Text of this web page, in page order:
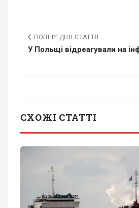
ПОПЕРЕДНЯ СТАТТЯ
У Польщі відреагували на
СХОЖІ СТАТТІ